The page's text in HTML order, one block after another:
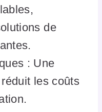
de
: Une
les coûts